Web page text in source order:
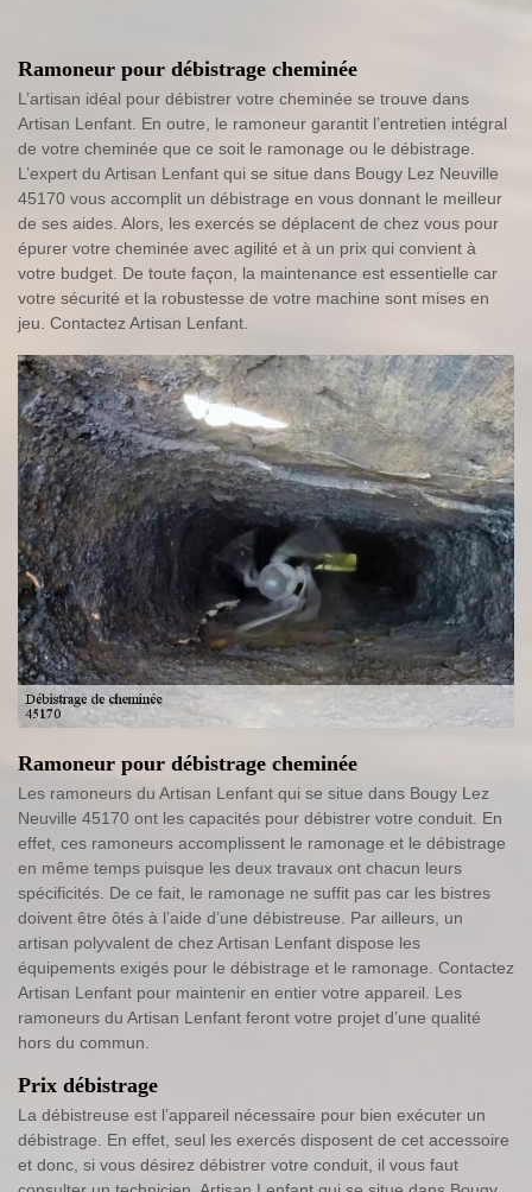
Ramoneur pour débistrage cheminée
L’artisan idéal pour débistrer votre cheminée se trouve dans
Artisan Lenfant. En outre, le ramoneur garantit l’entretien intégral
de votre cheminée que ce soit le ramonage ou le débistrage.
L’expert du Artisan Lenfant qui se situe dans Bougy Lez Neuville
45170 vous accomplit un débistrage en vous donnant le meilleur
de ses aides. Alors, les exercés se déplacent de chez vous pour
épurer votre cheminée avec agilité et à un prix qui convient à
votre budget. De toute façon, la maintenance est essentielle car
votre sécurité et la robustesse de votre machine sont mises en
jeu. Contactez Artisan Lenfant.
Ramoneur pour débistrage cheminée
Les ramoneurs du Artisan Lenfant qui se situe dans Bougy Lez
Neuville 45170 ont les capacités pour débistrer votre conduit. En
effet, ces ramoneurs accomplissent le ramonage et le débistrage
en même temps puisque les deux travaux ont chacun leurs
spécificités. De ce fait, le ramonage ne suffit pas car les bistres
doivent être ôtés à l’aide d’une débistreuse. Par ailleurs, un
artisan polyvalent de chez Artisan Lenfant dispose les
équipements exigés pour le débistrage et le ramonage. Contactez
Artisan Lenfant pour maintenir en entier votre appareil. Les
ramoneurs du Artisan Lenfant feront votre projet d’une qualité
hors du commun.
Prix débistrage
La débistreuse est l’appareil nécessaire pour bien exécuter un
débistrage. En effet, seul les exercés disposent de cet accessoire
et donc, si vous désirez débistrer votre conduit, il vous faut